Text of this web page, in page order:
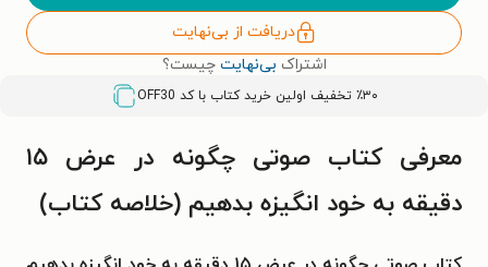
دریافت از بی‌نهایت
اشتراک بی‌نهایت چیست؟
٪۳۰ تخفیف اولین خرید کتاب با کد OFF30
معرفی کتاب صوتی چگونه در عرض ۱۵
دقیقه به خود انگیزه بدهیم (خلاصه کتاب)